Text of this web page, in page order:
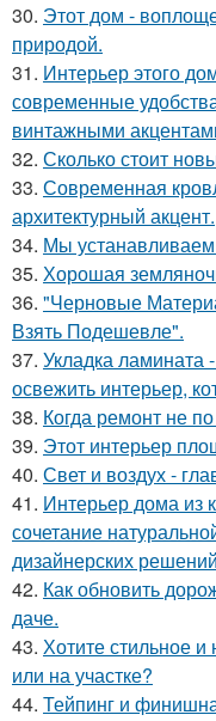
30. Этот дом -
природой.
31. Интерьер этого
современные
винтажными
32. Сколько стоит
33. Современная
архитектурный акцент.
34. Мы
35. Хорошая
36. "Черновые
Взять Подешевле".
37. Укладка ламината
освежить интерьер,
38. Когда ремонт не
39. Этот интерьер
40. Свет и воздух -
41. Интерьер дома из
сочетание
дизайнерских
42. Как обновить
даче.
43. Хотите стильное
или на участке?
44. Тейпинг и